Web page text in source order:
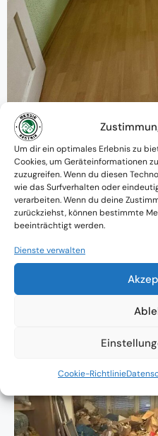
Um dir ein optimales Erlebnis zu
Cookies, um Geräteinformationen
zuzugreifen. Wenn du diesen
wie das Surfverhalten oder
verarbeiten. Wenn du deine
zurückziehst, können bestimmte
beeinträchtigt werden.
Dienste verwalten
Cookie-Richtlinie
Warum
Ein Team mit
Verständnis und
Verfügbarkeit:
Absolute
Zusammenarbeit
Einverständnis